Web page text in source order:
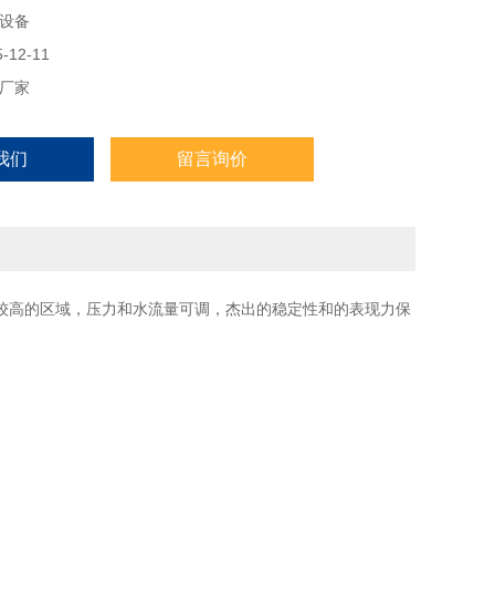
备
12-11
家
们 留言询价
的区域，压力和水流量可调，杰出的稳定性和的表现力保